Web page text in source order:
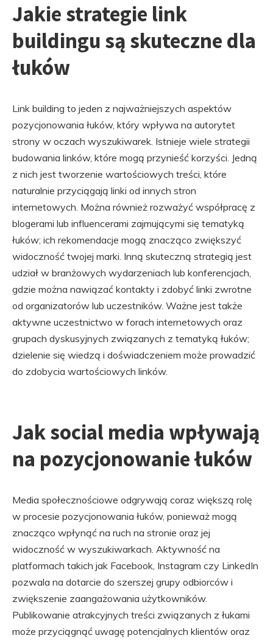
Jakie strategie link
buildingu są skuteczne dla
łuków
Link building to jeden z najważniejszych aspektów
pozycjonowania łuków, który wpływa na autorytet
strony w oczach wyszukiwarek. Istnieje wiele strategii
budowania linków, które mogą przynieść korzyści. Jedną
z nich jest tworzenie wartościowych treści, które
naturalnie przyciągają linki od innych stron
internetowych. Można również rozważyć współpracę z
blogerami lub influencerami zajmującymi się tematyką
łuków; ich rekomendacje mogą znacząco zwiększyć
widoczność twojej marki. Inną skuteczną strategią jest
udział w branżowych wydarzeniach lub konferencjach,
gdzie można nawiązać kontakty i zdobyć linki zwrotne
od organizatorów lub uczestników. Ważne jest także
aktywne uczestnictwo w forach internetowych oraz
grupach dyskusyjnych związanych z tematyką łuków;
dzielenie się wiedzą i doświadczeniem może prowadzić
do zdobycia wartościowych linków.
Jak social media wpływają
na pozycjonowanie łuków
Media społecznościowe odgrywają coraz większą rolę
w procesie pozycjonowania łuków, ponieważ mogą
znacząco wpłynąć na ruch na stronie oraz jej
widoczność w wyszukiwarkach. Aktywność na
platformach takich jak Facebook, Instagram czy LinkedIn
pozwala na dotarcie do szerszej grupy odbiorców i
zwiększenie zaangażowania użytkowników.
Publikowanie atrakcyjnych treści związanych z łukami
może przyciągnąć uwagę potencjalnych klientów oraz